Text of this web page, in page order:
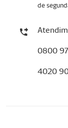
de
0800
4020